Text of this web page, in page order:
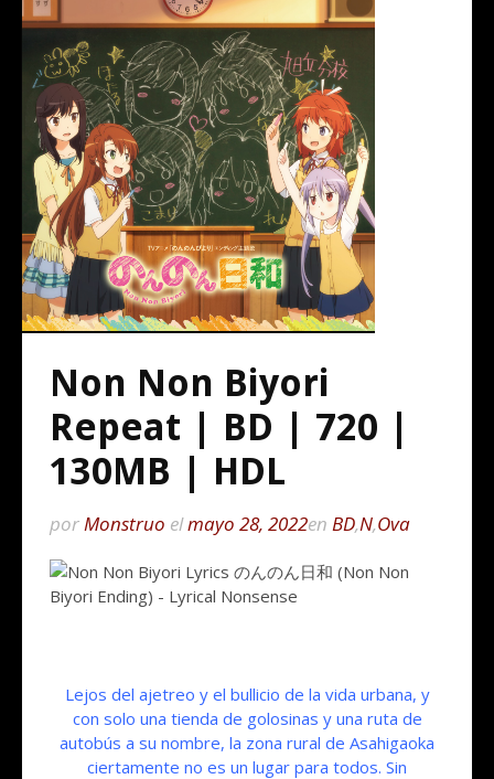
Non Non Biyori
Repeat | BD | 720 |
130MB | HDL
porMonstruo elmayo 28, 2022en BD,N,Ova
Lejos del ajetreo y el bullicio de la vida urbana, y
con solo una tienda de golosinas y una ruta de
autobús a su nombre, la zona rural de Asahigaoka
ciertamente no es un lugar para todos. Sin